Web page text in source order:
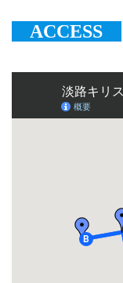
ACCESS